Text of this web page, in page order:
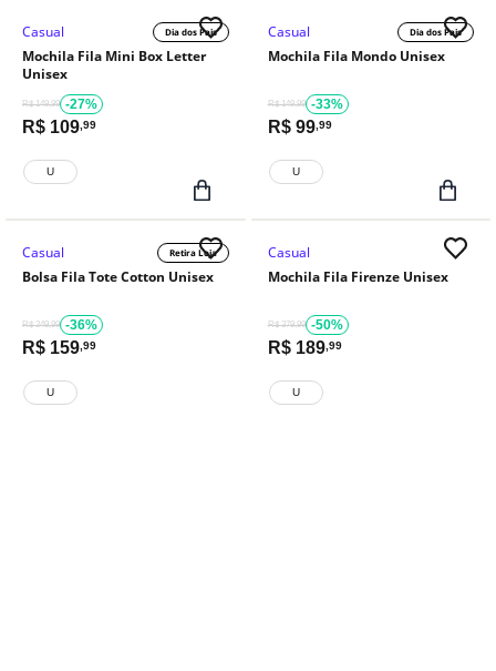
Casual Dia dos Pais
Mochila Fila Mini Box Letter
Unisex
R$ 149,99 -27%
R$ 109 ,99
U
Casual Dia dos Pais
Mochila Fila Mondo Unisex
R$ 149,99 -33%
R$ 99,99
U
Casual Retira Loja
Bolsa Fila Tote Cotton Unisex
R$ 249,99 -36%
R$ 159 ,99
U
Casual
Mochila Fila Firenze Unisex
R$ 379,99 -50%
R$ 189,99
U